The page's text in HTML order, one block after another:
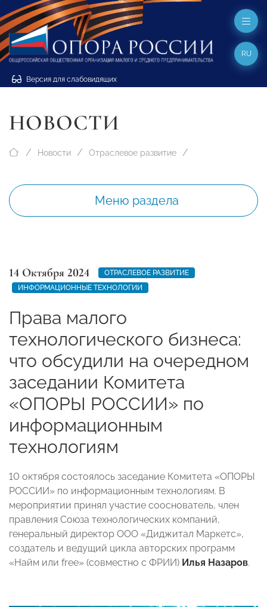
Версия для слабовидящих
RU
НОВОСТИ
Новости Отраслевое развитие
Меню раздела
14 Октября 2024
ОТРАСЛЕВОЕ РАЗВИТИЕ
ИНФОРМАЦИОННЫЕ ТЕХНОЛОГИИ
Права малого
технологического бизнеса:
что обсудили на очередном
заседании Комитета
«ОПОРЫ РОССИИ» по
информационным
технологиям
10 октября состоялось заседание Комитета «ОПОРЫ
РОССИИ» по информационным технологиям. В
мероприятии принял участие сооснователь, член
правления Союза технологических компаний,
генеральный директор ООО «Диджитал Маркетс»,
создатель и ведущий цикла авторских программ
«Найм или free» (совместно с ФРИИ) Илья Назаров.